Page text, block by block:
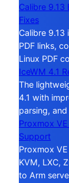
Calibre
Fixes
Calibre
PDF links,
Linux PDF
IceWM 4.1
The
4.1 with
parsing,
Proxmox
Support
Proxmox
KVM, LXC,
to Arm